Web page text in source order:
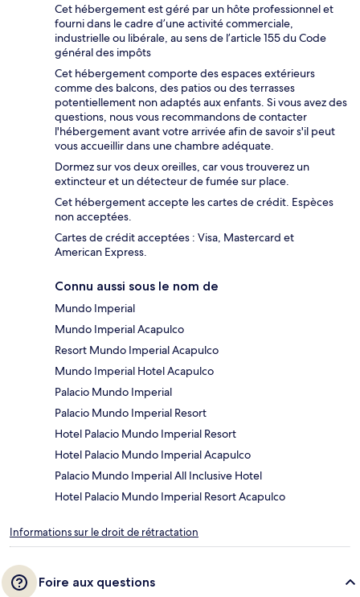
Cet hébergement est géré par un hôte professionnel et
fourni dans le cadre d’une activité commerciale,
industrielle ou libérale, au sens de l’article 155 du Code
général des impôts
Cet hébergement comporte des espaces extérieurs
comme des balcons, des patios ou des terrasses
potentiellement non adaptés aux enfants. Si vous avez des
questions, nous vous recommandons de contacter
l'hébergement avant votre arrivée afin de savoir s'il peut
vous accueillir dans une chambre adéquate.
Dormez sur vos deux oreilles, car vous trouverez un
extincteur et un détecteur de fumée sur place.
Cet hébergement accepte les cartes de crédit. Espèces
non acceptées.
Cartes de crédit acceptées : Visa, Mastercard et
American Express.
Connu aussi sous le nom de
Mundo Imperial
Mundo Imperial Acapulco
Resort Mundo Imperial Acapulco
Mundo Imperial Hotel Acapulco
Palacio Mundo Imperial
Palacio Mundo Imperial Resort
Hotel Palacio Mundo Imperial Resort
Hotel Palacio Mundo Imperial Acapulco
Palacio Mundo Imperial All Inclusive Hotel
Hotel Palacio Mundo Imperial Resort Acapulco
Informations sur le droit de rétractation
Foire aux questions